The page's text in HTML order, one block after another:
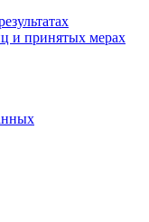
и принятых мерах